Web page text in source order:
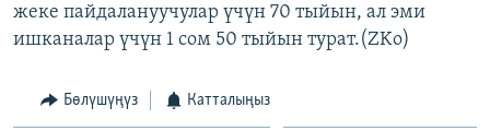
жеке пайдалануучулар үчүн 70 тыйын, ал эми
ишканалар үчүн 1 сом 50 тыйын турат.(ZKo)
Бөлүшүңүз Катталыңыз